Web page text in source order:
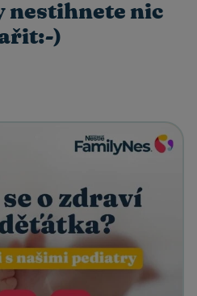
nestihnete nic
)